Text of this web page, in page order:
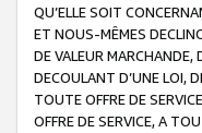
QU’ELLE SOIT
ET NOUS-MÊMES
DE VALEUR
DECOULANT D’UNE LOI,
TOUTE OFFRE DE
OFFRE DE SERVICE, A